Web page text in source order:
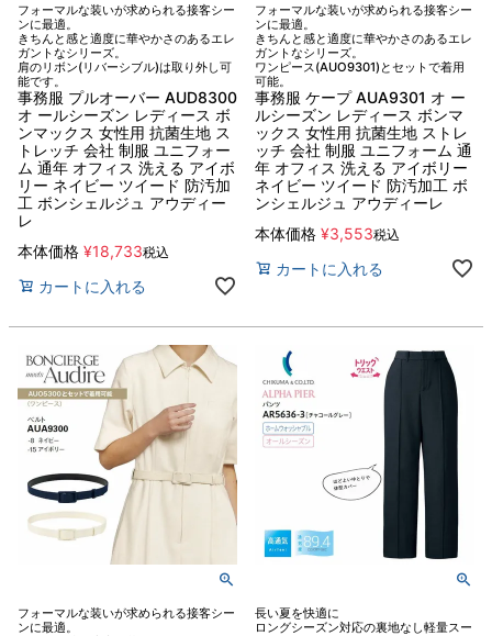
フォーマルな装いが求められる接客シー
ンに最適。
きちんと感と適度に華やかさのあるエレ
ガントなシリーズ。
肩のリボン(リバーシブル)は取り外し可
能です。
事務服 プルオーバー AUD8300
オ ールシーズン レディース ボ
ンマックス 女性用 抗菌生地 ス
トレッチ 会社 制服 ユニフォー
ム 通年 オフィス 洗える アイボ
リー ネイビー ツイード 防汚加
工 ボンシェルジュ アウディー
レ
本体価格 ¥18,733税込
カートに入れる
フォーマルな装いが求められる接客シー
ンに最適。
きちんと感と適度に華やかさのあるエレ
ガントなシリーズ。
ワンピース(AUO9301)とセットで着用
可能。
事務服 ケープ AUA9301 オ ー
ルシーズン レディース ボンマ
ックス 女性用 抗菌生地 ストレ
ッチ 会社 制服 ユニフォーム 通
年 オフィス 洗える アイボリー
ネイビー ツイード 防汚加工 ボ
ンシェルジュ アウディーレ
本体価格 ¥3,553税込
カートに入れる
フォーマルな装いが求められる接客シー
ンに最適。
長い夏を快適に
ロングシーズン対応の裏地なし軽量スー